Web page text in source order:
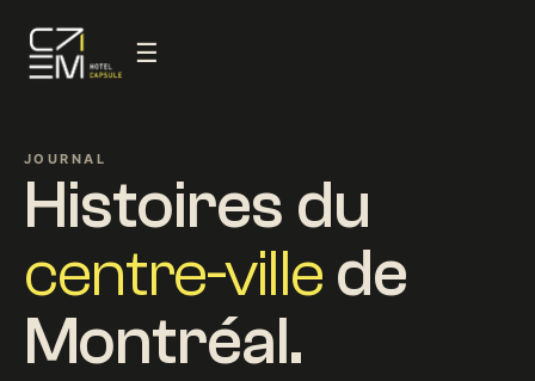
☰
JOURNAL
Histoires du
centre-ville de
Montréal.